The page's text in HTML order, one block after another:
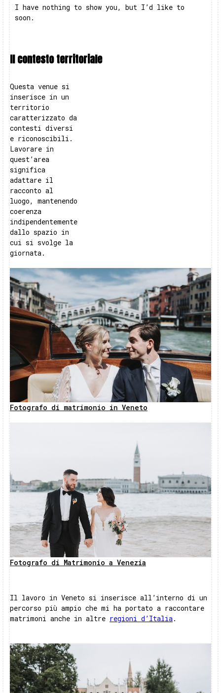
I have nothing to show you, but I’d like to
soon.
Il contesto territoriale
Questa venue si
inserisce in un
territorio
caratterizzato da
contesti diversi
e riconoscibili.
Lavorare in
quest’area
significa
adattare il
racconto al
luogo, mantenendo
coerenza
indipendentemente
dallo spazio in
cui si svolge la
giornata.
Fotografo di matrimonio in Veneto
Fotografo di Matrimonio a Venezia
Il lavoro in Veneto si inserisce all’interno di un
percorso più ampio che mi ha portato a raccontare
matrimoni anche in altre regioni d’Italia.